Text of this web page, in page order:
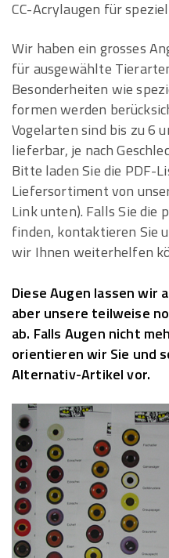
CC-Acrylaugen für
Wir haben ein grosses
für ausgewählte
Besonderheiten wie
formen werden
Vogelarten sind bis zu 6
lieferbar, je nach
Bitte laden Sie die PDF-
Liefersortiment von
Link unten). Falls Sie die
finden, kontaktieren Sie
wir Ihnen weiterhelfen
Diese Augen lassen wir
aber unsere teilweise
ab. Falls Augen nicht
orientieren wir Sie und
Alternativ-Artikel vor.